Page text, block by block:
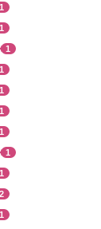
1
1
1
1
1
1
1
1
1
2
1